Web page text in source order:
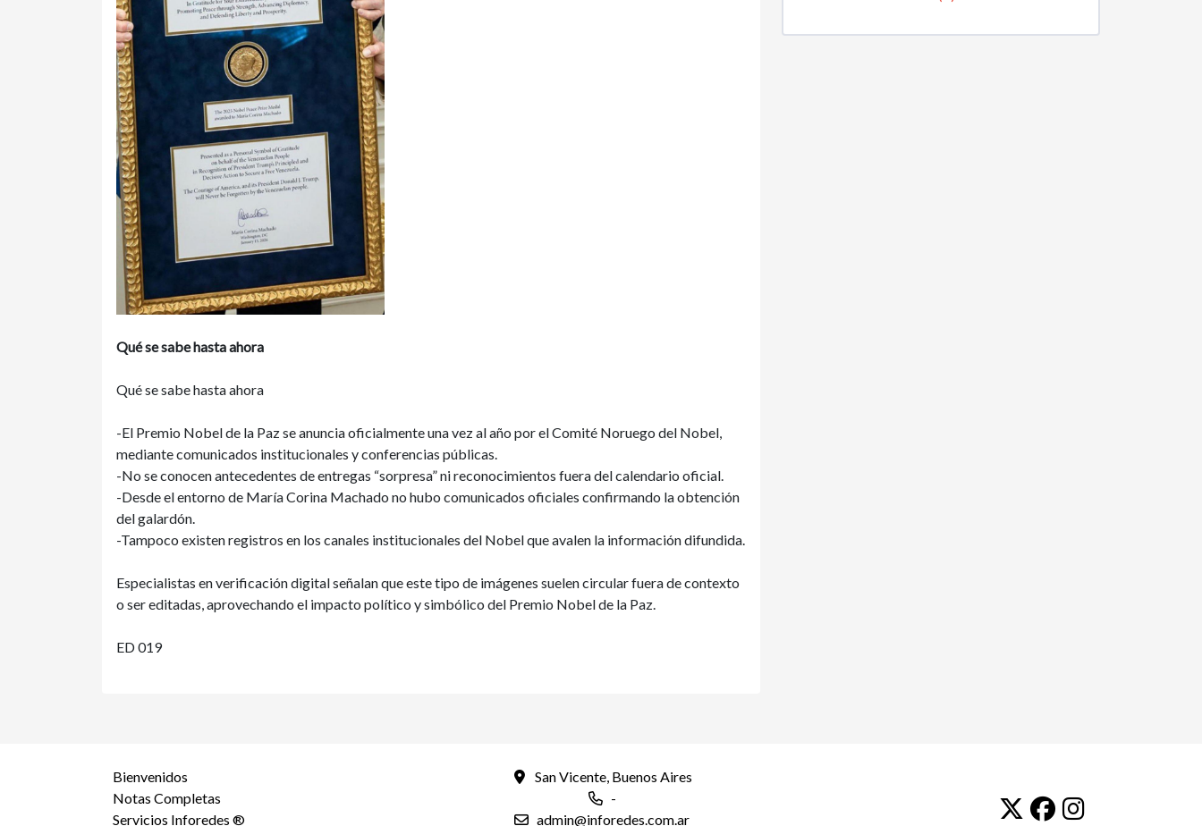
Qué se sabe hasta ahora
Qué se sabe hasta ahora
-El Premio Nobel de la Paz se anuncia oficialmente una vez al año por el Comité Noruego del Nobel,
mediante comunicados institucionales y conferencias públicas.
-No se conocen antecedentes de entregas “sorpresa” ni reconocimientos fuera del calendario oficial.
-Desde el entorno de María Corina Machado no hubo comunicados oficiales confirmando la obtención
del galardón.
-Tampoco existen registros en los canales institucionales del Nobel que avalen la información difundida.
Especialistas en verificación digital señalan que este tipo de imágenes suelen circular fuera de contexto
o ser editadas, aprovechando el impacto político y simbólico del Premio Nobel de la Paz.
ED 019
Bienvenidos
Notas Completas
Servicios Inforedes ®
San Vicente, Buenos Aires
-
admin@inforedes.com.ar